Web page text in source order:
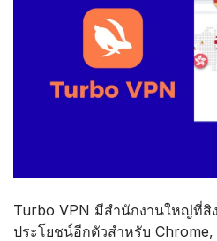
Turbo VPN มีสำนักงานใหญ่ที่สิ
ประโยชน์อีกตัวสำหรับ